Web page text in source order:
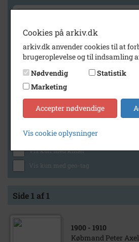
Geografi
Generelt
Vis kun med billeder
Vis kun med lydklip
Vis kun med kilder
Vis kun med geo-tag
Side 1 af 1
1900 - 1910
Købmand Peter
Cookies på arkiv.dk
arkiv.dk anvender cookies til at
brugeroplevelse og til indsamling
Nødvendig
Statistik
Marketing
Accepter nødvendige
Vis cookie oplysninger